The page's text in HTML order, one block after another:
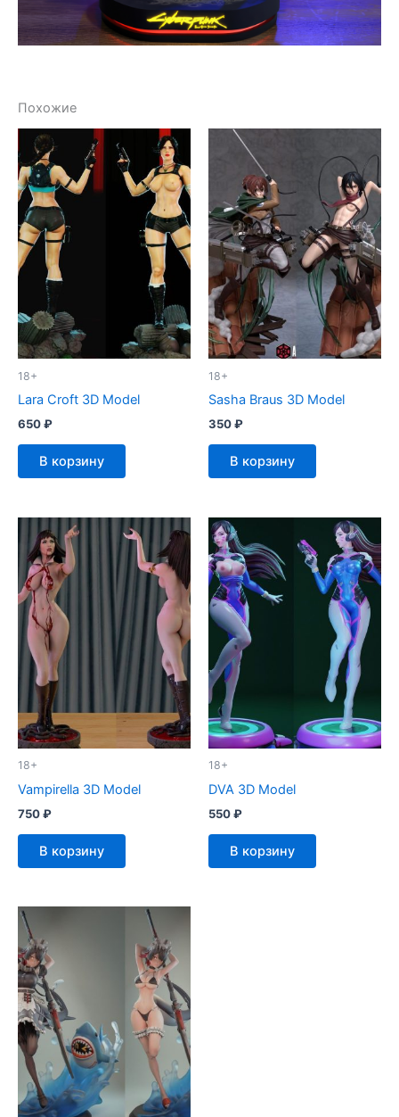
Похожие
18+
Lara Croft 3D Model
650₽
В корзину
18+
Sasha Braus 3D Model
350₽
В корзину
18+
Vampirella 3D Model
750₽
В корзину
18+
DVA 3D Model
550₽
В корзину